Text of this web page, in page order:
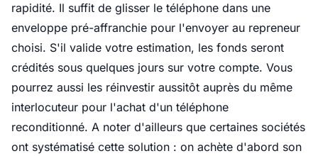
rapidité. Il suffit de glisser le téléphone dans une
enveloppe pré-affranchie pour l'envoyer au repreneur
choisi. S'il valide votre estimation, les fonds seront
crédités sous quelques jours sur votre compte. Vous
pourrez aussi les réinvestir aussitôt auprès du même
interlocuteur pour l'achat d'un téléphone
reconditionné. A noter d'ailleurs que certaines sociétés
ont systématisé cette solution : on achète d'abord son